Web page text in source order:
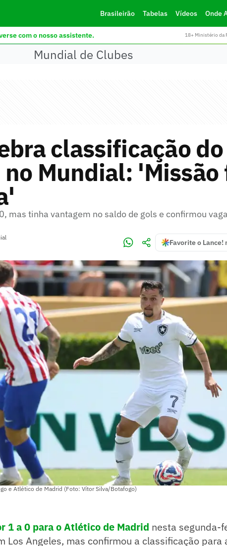
Brasileirão Tabelas Vídeos Onde
com o nosso assistente. 18+ Ministério da
Mundial de Clubes
classificação do
Mundial: 'Missão
mas tinha vantagem no saldo de gols e confirmou vaga
Favorite o Lance!
e Atlético de Madrid (Foto: Vítor Silva/Botafogo)
1 a 0 para o Atlético de Madrid nesta segunda-
Los Angeles, mas confirmou a classificação para